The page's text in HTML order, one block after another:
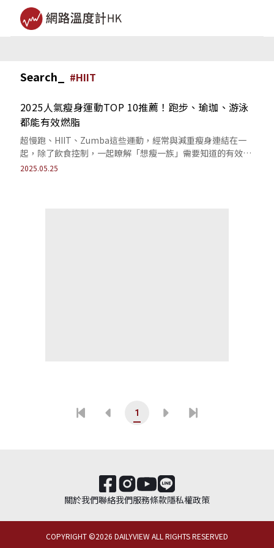
Search_ #HIIT
2025人氣瘦身運動TOP 10推薦！跑步、瑜珈、游泳
都能有效燃脂
超慢跑、HIIT、Zumba這些運動，經常與減重瘦身連結在一
起，除了飲食控制，一起瞭解「想瘦一族」需要知道的有效運
動。
2025.05.25
1
關於我們聯絡我們服務條款隱私權政策
COPYRIGHT ©2026 DAILYVIEW ALL RIGHTS RESERVED